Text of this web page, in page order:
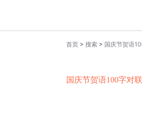
首页 > 搜索 > 国庆节贺语
国庆节贺语100字对联